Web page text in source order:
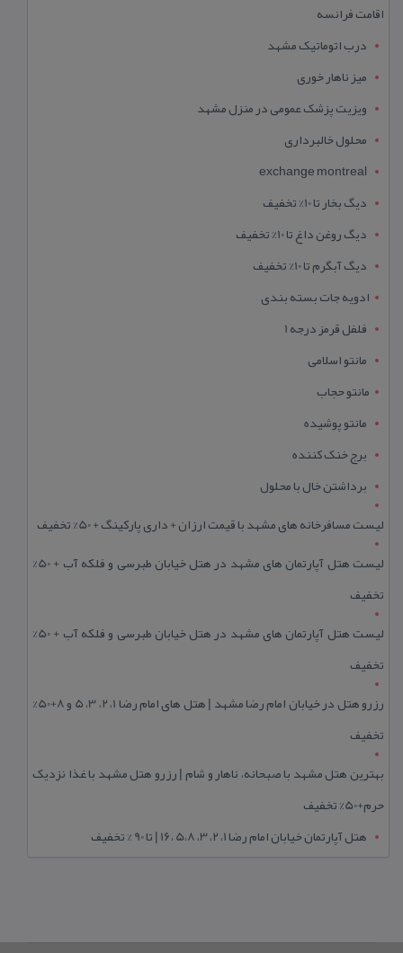
اقامت فرانسه
درب اتوماتیک مشهد
میز ناهار خوری
ویزیت پزشک عمومی در منزل مشهد
محلول خالبرداری
exchange montreal
دیگ بخار تا 10% تخفیف
دیگ روغن داغ تا 10% تخفیف
دیگ آبگرم تا 10% تخفیف
ادویه جات بسته بندی
فلفل قرمز درجه 1
مانتو اسلامی
مانتو حجاب
مانتو پوشیده
برج خنک کننده
برداشتن خال با محلول
لیست مسافرخانه های مشهد با قیمت ارزان + داری پارکینگ + 50% تخفیف
لیست هتل آپارتمان های مشهد در هتل خیابان طبرسی و فلکه آب + 50%
تخفیف
لیست هتل آپارتمان های مشهد در هتل خیابان طبرسی و فلکه آب + 50%
تخفیف
رزرو هتل در خیابان امام رضا مشهد | هتل‌ های امام رضا 1، 2، 3، 5 و 8+50%
تخفیف
بهترین هتل مشهد با صبحانه، ناهار و شام | رزرو هتل مشهد با غذا نزدیک
حرم+50% تخفیف
هتل آپارتمان خیابان امام رضا 1، 2، 3، 5،8 ،16 | تا 90 % تخفیف